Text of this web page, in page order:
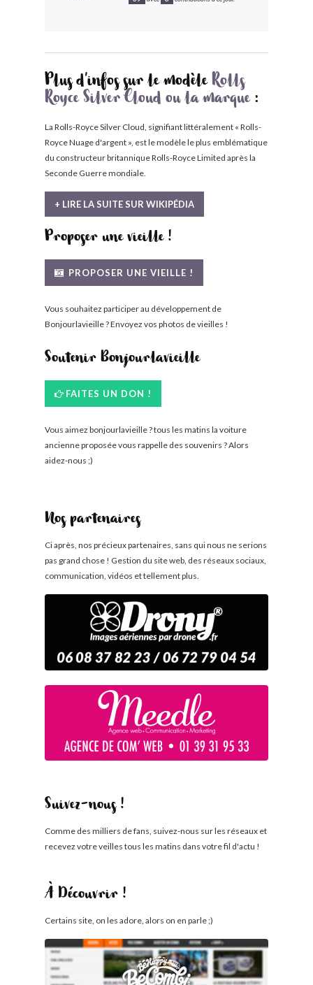
Plus d'infos sur le modèle Rolls
Royce Silver Cloud ou la marque:
La Rolls-Royce Silver Cloud, signifiant littéralement « Rolls-
Royce Nuage d'argent », est le modèle le plus emblématique
du constructeur britannique Rolls-Royce Limited après la
Seconde Guerre mondiale.
+ LIRE LA SUITE SUR WIKIPÉDIA
Proposer une vieille !
PROPOSER UNE VIEILLE !
Vous souhaitez participer au développement de
Bonjourlavieille ? Envoyez vos photos de vieilles !
Soutenir Bonjourlavieille
FAITES UN DON !
Vous aimez bonjourlavieille ? tous les matins la voiture
ancienne proposée vous rappelle des souvenirs ? Alors
aidez-nous ;)
Nos partenaires
Ci après, nos précieux partenaires, sans qui nous ne serions
pas grand chose ! Gestion du site web, des réseaux sociaux,
communication, vidéos et tellement plus.
Suivez-nous !
Comme des milliers de fans, suivez-nous sur les réseaux et
recevez votre veilles tous les matins dans votre fil d'actu !
À Découvrir !
Certains site, on les adore, alors on en parle ;)